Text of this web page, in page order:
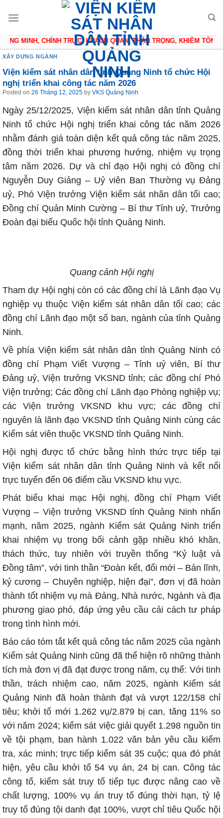
MINH, CHÍNH TRỰC, KHÁCH QUAN, THẬN TRỌNG, KHIÊM TỐN
XÂY DỰNG NGÀNH
Viện kiểm sát nhân dân tỉnh Quảng Ninh tổ chức Hội
nghị triển khai công tác năm 2026
Posted on 26 Tháng 12, 2025 by VKS Quảng Ninh
Ngày 25/12/2025, Viện kiểm sát nhân dân tỉnh Quảng
Ninh tổ chức Hội nghị triển khai công tác năm 2026
nhằm đánh giá toàn diện kết quả công tác năm 2025,
đồng thời triển khai phương hướng, nhiệm vụ trọng
tâm năm 2026. Dự và chỉ đạo Hội nghị có đồng chí
Nguyễn Duy Giảng – Uỷ viên Ban Thường vụ Đảng
uỷ, Phó Viện trưởng Viện kiểm sát nhân dân tối cao;
Đồng chí Quản Minh Cường – Bí thư Tỉnh uỷ, Trưởng
Đoàn đại biểu Quốc hội tỉnh Quảng Ninh.
Quang cảnh Hội nghị
Tham dự Hội nghị còn có các đồng chí là Lãnh đạo Vụ
nghiệp vụ thuộc Viện kiểm sát nhân dân tối cao; các
đồng chí Lãnh đạo một số ban, ngành của tỉnh Quảng
Ninh.
Về phía Viện kiểm sát nhân dân tỉnh Quảng Ninh có
đồng chí Phạm Viết Vượng – Tỉnh uỷ viên, Bí thư
Đảng uỷ, Viện trưởng VKSND tỉnh; các đồng chí Phó
Viện trưởng; Các đồng chí Lãnh đạo Phòng nghiệp vụ;
các Viện trưởng VKSND khu vực; các đồng chí
nguyên là lãnh đạo VKSND tỉnh Quảng Ninh cùng các
Kiểm sát viên thuộc VKSND tỉnh Quảng Ninh.
Hội nghị được tổ chức bằng hình thức trực tiếp tại
Viện kiểm sát nhân dân tỉnh Quảng Ninh và kết nối
trực tuyến đến 06 điểm cầu VKSND khu vực.
Phát biểu khai mạc Hội nghị, đồng chí Phạm Viết
Vượng – Viện trưởng VKSND tỉnh Quảng Ninh nhấn
mạnh, năm 2025, ngành Kiểm sát Quảng Ninh triển
khai nhiệm vụ trong bối cảnh gặp nhiều khó khăn,
thách thức, tuy nhiên với truyền thống “Kỷ luật và
Đồng tâm”, với tinh thần “Đoàn kết, đổi mới – Bản lĩnh,
kỷ cương – Chuyên nghiệp, hiện đại”, đơn vị đã hoàn
thành tốt nhiệm vụ mà Đảng, Nhà nước, Ngành và địa
phương giao phó, đáp ứng yêu cầu cải cách tư pháp
trong tình hình mới.
Báo cáo tóm tắt kết quả công tác năm 2025 của ngành
Kiểm sát Quảng Ninh cũng đã thể hiện rõ những thành
tích mà đơn vị đã đạt được trong năm, cụ thể: Với tinh
thần, trách nhiệm cao, năm 2025, ngành Kiểm sát
Quảng Ninh đã hoàn thành đạt và vượt 122/158 chỉ
tiêu; khởi tố mới 1.262 vụ/2.879 bị can, tăng 11% so
với năm 2024; kiểm sát việc giải quyết 1.298 nguồn tin
về tội phạm, ban hành 1.022 văn bản yêu cầu kiểm
tra, xác minh; trực tiếp kiểm sát 35 cuộc; qua đó phát
hiện, yêu cầu khởi tố 54 vụ án, 24 bị can. Công tác
công tố, kiểm sát truy tố tiếp tục được nâng cao về
chất lượng, 100% vụ án truy tố đúng thời hạn, tỷ lệ
truy tố đúng tội danh đạt 100%, vượt chỉ tiêu Quốc hội